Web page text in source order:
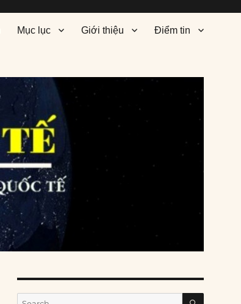
Mục lục Giới thiệu Điểm tin
Search
SEARCH